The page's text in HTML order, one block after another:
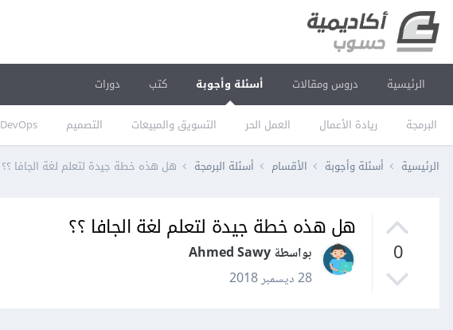
الرئيسية دروس ومقالات أسئلة وأجوبة
البرمجة ريادة الأعمال العمل الحر التسويق والمبيعات التصميم DevOps
كتب دورات
الرئيسية أسئلة وأجوبة الأقسام أسئلة البرمجة هل هذه خطة جيدة لتعلم لغة الجافا ؟؟
0
هل هذه خطة جيدة لتعلم لغة الجافا ؟؟
بواسطة Ahmed Sawy
28 ديسمبر 2018